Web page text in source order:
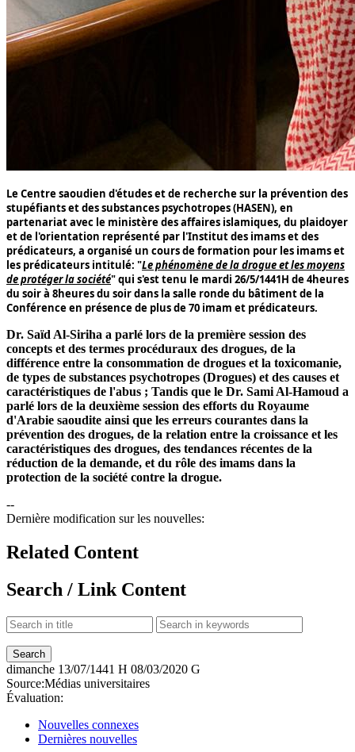
Le Centre saoudien d'études et de recherche sur la prévention des
stupéfiants et des substances psychotropes (HASEN), en
partenariat avec le ministère des affaires islamiques, du plaidoyer
et de l'orientation représenté par l'Institut des imams et des
prédicateurs, a organisé un cours de formation pour les imams et
les prédicateurs intitulé: "Le phénomène de la drogue et les moyens
de protéger la société" qui s'est tenu le mardi 26/5/1441H de4heures
du soir à 8heures du soir dans la salle ronde du bâtiment de la
Conférence en présence de plus de70 imam et prédicateurs.
Dr. Saïd Al-Siriha a parlé lors de la première session des
concepts et des termes procéduraux des drogues, de la
différence entre la consommation de drogues et la toxicomanie,
de types de substances psychotropes (Drogues) et des causes et
caractéristiques de l'abus ; Tandis que le Dr. Sami Al-Hamoud a
parlé lors de la deuxième session des efforts du Royaume
d'Arabie saoudite ainsi que les erreurs courantes dans la
prévention des drogues, de la relation entre la croissance et les
caractéristiques des drogues, des tendances récentes de la
réduction de la demande, et du rôle des imams dans la
protection de la société contre la drogue.​​
--
Dernière modification sur les nouvelles:
Related Content
Search / Link Content
dimanche 13/07/1441 H 08/03/2020 G
Source:Médias universitaires
Évaluation:
Nouvelles connexes
Dernières nouvelles